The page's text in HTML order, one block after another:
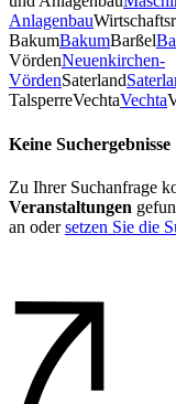
Anlagenbau
BakumBakumBarßel
VördenNeuenkirchen-
VördenSaterland
TalsperreVechtaVechta
Keine Suchergebnisse
Zu Ihrer Suchanfrage
Veranstaltungen
an odersetzen Sie die